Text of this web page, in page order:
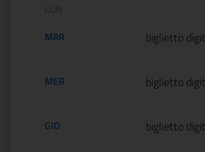
Orario di apertura:
LUN
MAR biglietto
MER biglietto
GIO biglietto